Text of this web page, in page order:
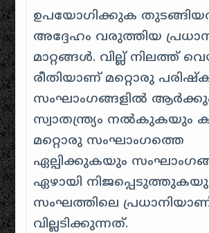
ഉപയോഗിക്കുക
അദ്ദേഹം വരുത്തിയ
മാറ്റങ്ങൾ. വില്ല് നിലത്ത്
രീതിയാണ്‌ മറ്റൊരു
സംഘാംഗങ്ങളിൽ
സ്വാതന്ത്ര്യം നൽകുകയും
മറ്റൊരു സംഘാംഗത്തെ
ഏല്പിക്കുകയും
ഏഴായി
സംഘത്തിലെ
വില്ലടിക്കുന്നത്.